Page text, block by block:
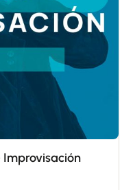
Improvisación